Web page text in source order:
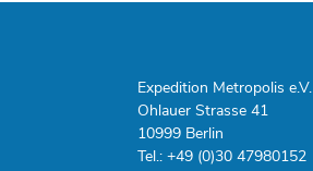
Expedition Metropolis e.V.
Ohlauer Strasse 41
10999 Berlin
Tel.: +49 (0)30 47980152